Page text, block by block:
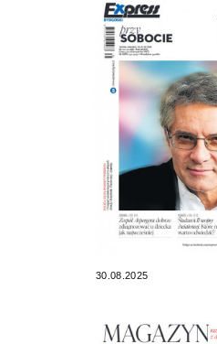
30.08.2025